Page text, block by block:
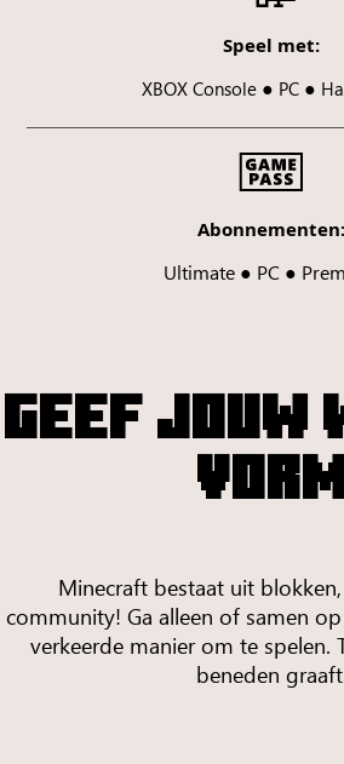
Speel met:
XBOX Console ● PC ●
Abonnementen:
Ultimate ● PC ●
GEEF JOUW
Minecraft bestaat uit
community! Ga alleen of samen
verkeerde manier om te spelen.
beneden